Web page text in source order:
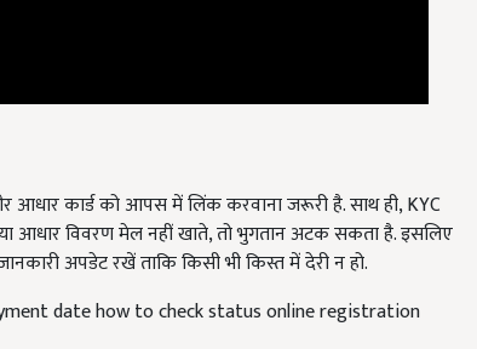
कार्ड को आपस में लिंक करवाना जरूरी है. साथ ही, KYC
आधार विवरण मेल नहीं खाते, तो भुगतान अटक सकता है. इसलिए
अपडेट रखें ताकि किसी भी किस्त में देरी न हो.
date how to check status online registration